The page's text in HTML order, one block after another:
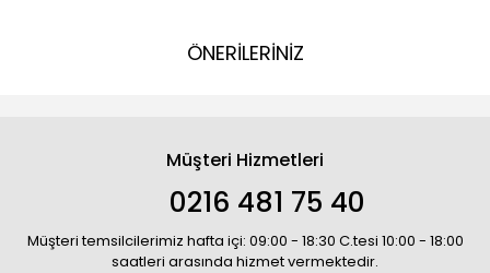
ÖNERİLERİNİZ
Müşteri Hizmetleri
0216 481 75 40
Müşteri temsilcilerimiz hafta içi: 09:00 - 18:30 C.tesi 10:00 - 18:00
saatleri arasında hizmet vermektedir.